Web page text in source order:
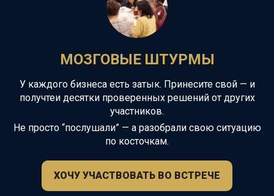
МОЗГОВЫЕ ШТУРМЫ
У каждого бизнеса есть затык. Принесите свой — и
получтеи десятки проверенных решений от других
участников.
Не просто “послушали” — а разобрали свою ситуацию
по косточкам.
ХОЧУ УЧАСТВОВАТЬ ВО ВСТРЕЧЕ